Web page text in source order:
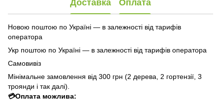
Доставка Оплата
Новою поштою по Україні — в залежності від тарифів
оператора
Укр поштою по Україні — в залежності від тарифів оператора
Самовивіз
Мінімальне замовлення від 300 грн (2 дерева, 2 гортензії, 3
троянди і так далі).
💳Оплата можлива: